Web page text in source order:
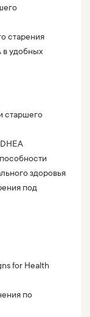
старения
в удобных
старшего
здоровья
под
for Health
по